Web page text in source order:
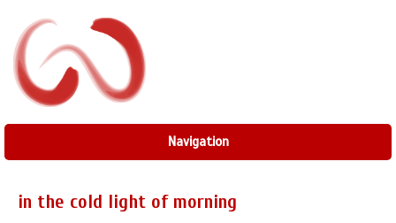
Navigation
in the cold light of morning